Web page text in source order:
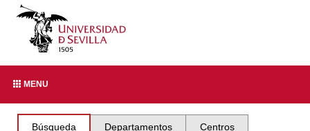
MENU
Búsqueda Departamentos Centros